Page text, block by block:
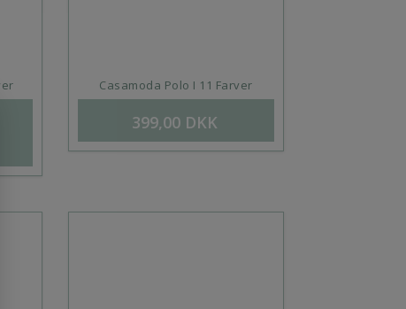
Casamoda Polo I 11 Farver
399,00 DKK